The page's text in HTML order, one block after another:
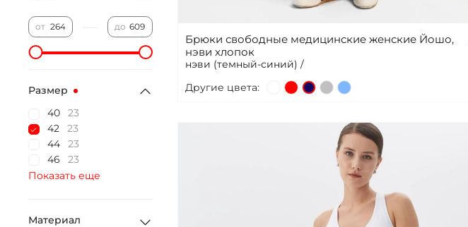
Брюки свободные медицинские женские Йошо,
нэви хлопок
нэви (темный-синий) /
Другие цвета:
от до
Размер
40
23
42
23
44
23
46
23
Показать еще
Материал